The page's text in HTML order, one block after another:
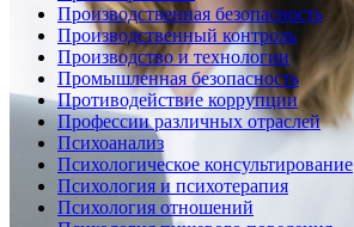
Производственная безопасность
Производственный контроль
Производство и технологии
Промышленная безопасность
Противодействие коррупции
Профессии различных отраслей
Психоанализ
Психологическое консультирование
Психология и психотерапия
Психология отношений